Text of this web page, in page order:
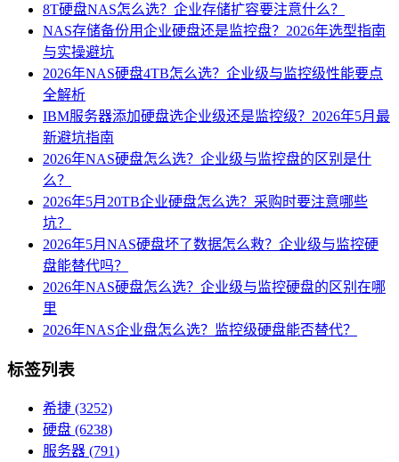
8T硬盘NAS怎么选？企业存储扩容要注意什么？
NAS存储备份用企业硬盘还是监控盘？2026年选型指南
与实操避坑
2026年NAS硬盘4TB怎么选？企业级与监控级性能要点
全解析
IBM服务器添加硬盘选企业级还是监控级？2026年5月最
新避坑指南
2026年NAS硬盘怎么选？企业级与监控盘的区别是什
么？
2026年5月20TB企业硬盘怎么选？采购时要注意哪些
坑？
2026年5月NAS硬盘坏了数据怎么救？企业级与监控硬
盘能替代吗？
2026年NAS硬盘怎么选？企业级与监控硬盘的区别在哪
里
2026年NAS企业盘怎么选？监控级硬盘能否替代？
标签列表
希捷 (3252)
硬盘 (6238)
服务器 (791)